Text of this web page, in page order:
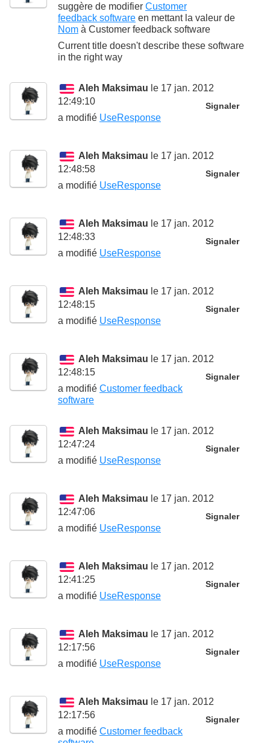
suggère de modifier Customer
feedback software en mettant la valeur de
Nom à Customer feedback software
Current title doesn't describe these software
in the right way
Aleh Maksimau le 17 jan. 2012
12:49:10
Signaler
a modifié UseResponse
Aleh Maksimau le 17 jan. 2012
12:48:58
Signaler
a modifié UseResponse
Aleh Maksimau le 17 jan. 2012
12:48:33
Signaler
a modifié UseResponse
Aleh Maksimau le 17 jan. 2012
12:48:15
Signaler
a modifié UseResponse
Aleh Maksimau le 17 jan. 2012
12:48:15
Signaler
a modifié Customer feedback
software
Aleh Maksimau le 17 jan. 2012
12:47:24
Signaler
a modifié UseResponse
Aleh Maksimau le 17 jan. 2012
12:47:06
Signaler
a modifié UseResponse
Aleh Maksimau le 17 jan. 2012
12:41:25
Signaler
a modifié UseResponse
Aleh Maksimau le 17 jan. 2012
12:17:56
Signaler
a modifié UseResponse
Aleh Maksimau le 17 jan. 2012
12:17:56
Signaler
a modifié Customer feedback